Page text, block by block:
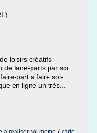
loisirs créatifs
de faire-parts par soi
part à faire soi-
en ligne un très...
a realiser soi meme / carte